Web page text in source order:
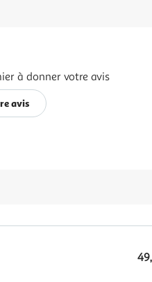
à donner votre avis
avis